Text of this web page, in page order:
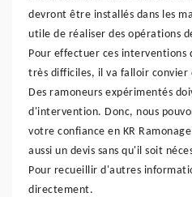
devront être installés dans les
utile de réaliser des opérations
Pour effectuer ces
très difficiles, il va falloir convier
Des ramoneurs expérimentés
d'intervention. Donc, nous
votre confiance en KR
aussi un devis sans qu'il soit
Pour recueillir d'autres
directement.